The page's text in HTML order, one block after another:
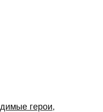
герои,